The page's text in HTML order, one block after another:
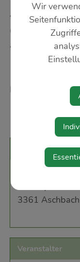
ASCHBACH -
CHOR UND
ASCHBACH
19.00 Uhr
Einlass 18.00 Uhr
Marienplatz
3361
Veranstalter
Wir